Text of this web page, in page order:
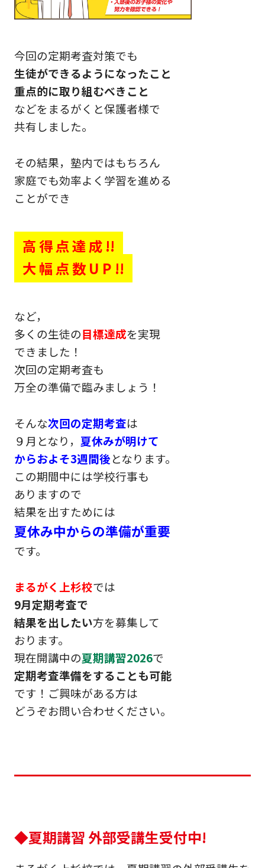
今回の定期考査対策でも
生徒ができるようになったこと
重点的に取り組むべきこと
などをまるがくと保護者様で
共有しました。
その結果，塾内ではもちろん
家庭でも効率よく学習を進める
ことができ
高 得 点 達 成 !!
大 幅 点 数 U P !!
など，
多くの生徒の目標達成を実現
できました！
次回の定期考査も
万全の準備で臨みましょう！
そんな次回の定期考査は
９月となり， 夏休みが明けて
からおよそ3週間後となります。
この期間中には学校行事も
ありますので
結果を出すためには
夏休み中からの準備が重要
です。
まるがく上杉校では
9月定期考査で
結果を出したい方を募集して
おります。
現在開講中の夏期講習2026で
定期考査準備をすることも可能
です！ご興味がある方は
どうぞお問い合わせください。
◆夏期講習 外部受講生受付中!